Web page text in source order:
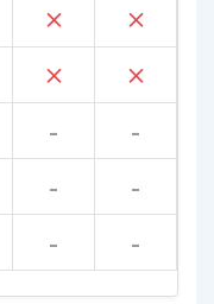
× ×
× ×
- -
- -
- -